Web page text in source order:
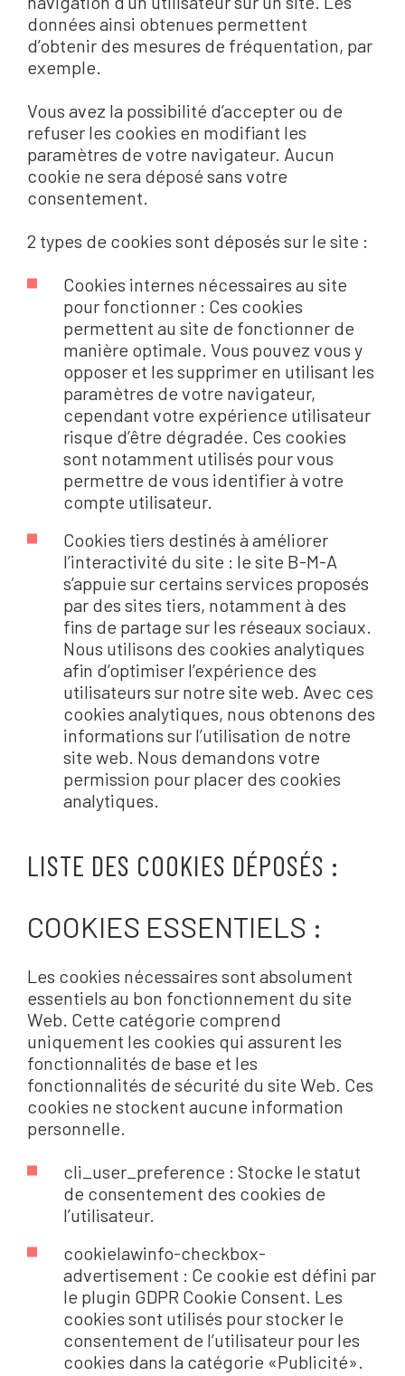
données ainsi obtenues permettent
d’obtenir des mesures de fréquentation, par
exemple.
Vous avez la possibilité d’accepter ou de
refuser les cookies en modifiant les
paramètres de votre navigateur. Aucun
cookie ne sera déposé sans votre
consentement.
2 types de cookies sont déposés sur le site :
Cookies internes nécessaires au site
pour fonctionner : Ces cookies
permettent au site de fonctionner de
manière optimale. Vous pouvez vous y
opposer et les supprimer en utilisant les
paramètres de votre navigateur,
cependant votre expérience utilisateur
risque d’être dégradée. Ces cookies
sont notamment utilisés pour vous
permettre de vous identifier à votre
compte utilisateur.
Cookies tiers destinés à améliorer
l’interactivité du site : le site B-M-A
s’appuie sur certains services proposés
par des sites tiers, notamment à des
fins de partage sur les réseaux sociaux.
Nous utilisons des cookies analytiques
afin d’optimiser l’expérience des
utilisateurs sur notre site web. Avec ces
cookies analytiques, nous obtenons des
informations sur l’utilisation de notre
site web. Nous demandons votre
permission pour placer des cookies
analytiques.
LISTE DES COOKIES DÉPOSÉS :
COOKIES ESSENTIELS :
Les cookies nécessaires sont absolument
essentiels au bon fonctionnement du site
Web. Cette catégorie comprend
uniquement les cookies qui assurent les
fonctionnalités de base et les
fonctionnalités de sécurité du site Web. Ces
cookies ne stockent aucune information
personnelle.
cli_user_preference : Stocke le statut
de consentement des cookies de
l’utilisateur.
cookielawinfo-checkbox-
advertisement : Ce cookie est défini par
le plugin GDPR Cookie Consent. Les
cookies sont utilisés pour stocker le
consentement de l’utilisateur pour les
cookies dans la catégorie «Publicité».